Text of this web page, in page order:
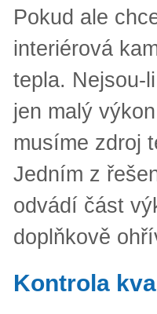
Pokud ale
interiérová
tepla. Nejsou-
jen malý
musíme zdroj
Jedním z
odvádí část
doplňkově
Kontrola